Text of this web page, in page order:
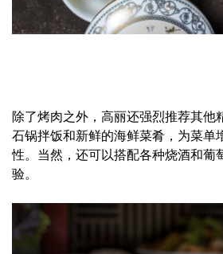
除了烤肉之外，高丽还强烈推荐其他
石锅拌饭和新鲜的海鲜菜肴，为菜单
性。当然，还可以搭配各种烧酒和葡
验。